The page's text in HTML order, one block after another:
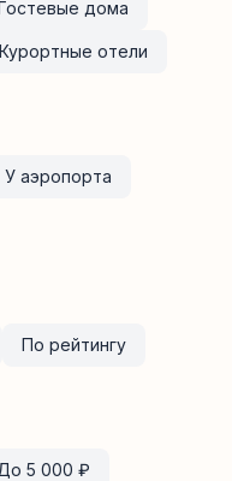
дома
Курортные отели
У аэропорта
По рейтингу
5 000 ₽